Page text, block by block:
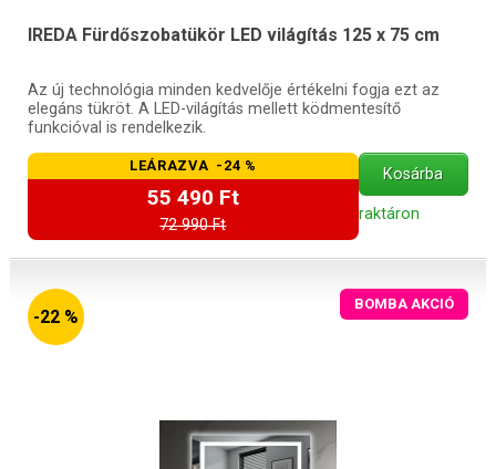
IREDA Fürdőszobatükör LED világítás 125 x 75 cm
Az új technológia minden kedvelője értékelni fogja ezt az
elegáns tükröt. A LED-világítás mellett ködmentesítő
funkcióval is rendelkezik.
LEÁRAZVA -24 %
55 490 Ft
72 990 Ft
Kosárba
raktáron
-22 %
BOMBA AKCIÓ